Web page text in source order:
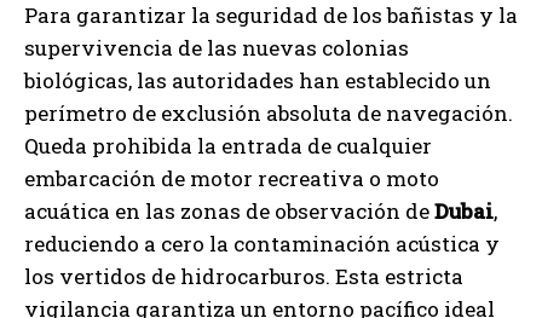
Para garantizar la seguridad de los bañistas y la
supervivencia de las nuevas colonias
biológicas, las autoridades han establecido un
perímetro de exclusión absoluta de navegación.
Queda prohibida la entrada de cualquier
embarcación de motor recreativa o moto
acuática en las zonas de observación deDubai,
reduciendo a cero la contaminación acústica y
los vertidos de hidrocarburos. Esta estricta
vigilancia garantiza un entorno pacífico ideal